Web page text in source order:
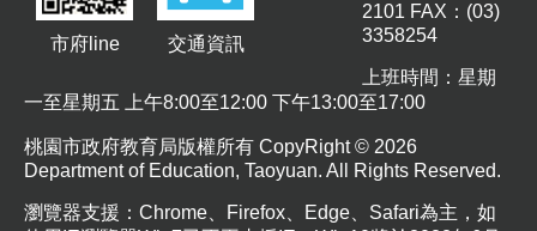
市府line 交通資訊
2101 FAX：(03)
3358254
上班時間：星期
一至星期五 上午8:00至12:00 下午13:00至17:00
桃園市政府教育局版權所有 CopyRight © 2026
Department of Education, Taoyuan. All Rights Reserved.
瀏覽器支援：Chrome、Firefox、Edge、Safari為主，如